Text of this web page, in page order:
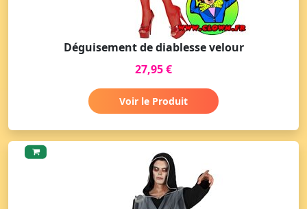
Déguisement de diablesse velour
27,95 €
Voir le Produit